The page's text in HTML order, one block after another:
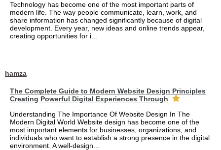
Technology has become one of the most important parts of
modern life. The way people communicate, learn, work, and
share information has changed significantly because of digital
development. Every year, new ideas and online trends appear,
creating opportunities for i...
hamza
The Complete Guide to Modern Website Design Principles
Creating Powerful Digital Experiences Through
Understanding The Importance Of Website Design In The
Modern Digital World Website design has become one of the
most important elements for businesses, organizations, and
individuals who want to establish a strong presence in the digital
environment. A well-design...